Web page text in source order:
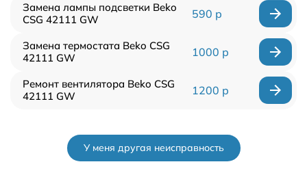
Замена лампы подсветки Beko
CSG 42111 GW
590 р
Замена термостата Beko CSG
42111 GW
1000 р
Ремонт вентилятора Beko CSG
42111 GW
1200 р
У меня другая неисправность